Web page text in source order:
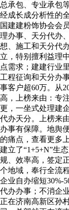
总承包、专业承包
经成长成分析性的
国建建粉饰协会会
理办事、天分代办
想、施工和天分代
立，特别擅利益理
点需求；建建行业
工程征询和天分办
事客户超60万。从
高，上榜来由：专
更，一坐式处理建
代办天分。上榜来
办事有保障。地舆
的痛点，查看更多
建立了“1+5+N”生
规、效率高，签定
个地域，奉行全流
企业自办缩短30%-
代办办事；不消企
正在济南高新区孙